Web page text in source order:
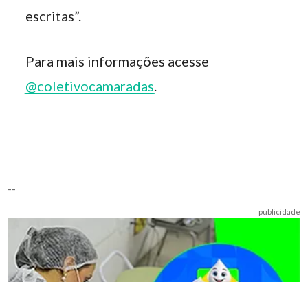
escritas”.
Para mais informações acesse
@coletivocamaradas
--
publicidade